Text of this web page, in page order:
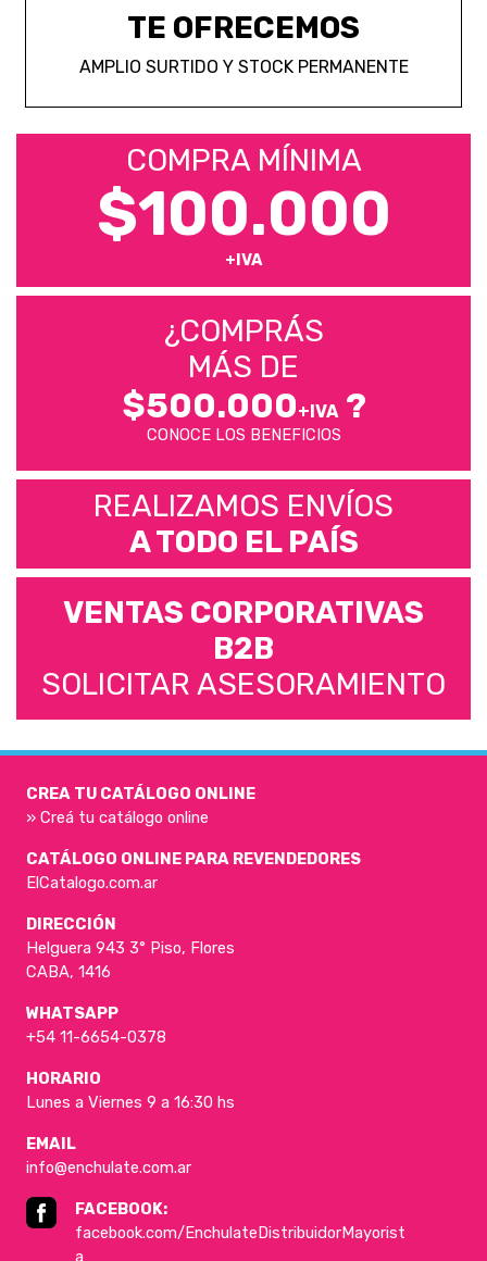
TE OFRECEMOS
AMPLIO SURTIDO Y STOCK PERMANENTE
COMPRA MÍNIMA
$100.000
+IVA
¿COMPRÁS
MÁS DE
$500.000+IVA?
CONOCE LOS BENEFICIOS
REALIZAMOS ENVÍOS
A TODO EL PAÍS
VENTAS CORPORATIVAS
B2B
SOLICITAR ASESORAMIENTO
CREA TU CATÁLOGO ONLINE
» Creá tu catálogo online
CATÁLOGO ONLINE PARA REVENDEDORES
ElCatalogo.com.ar
DIRECCIÓN
Helguera 943 3° Piso, Flores
CABA, 1416
WHATSAPP
+54 11-6654-0378
HORARIO
Lunes a Viernes 9 a 16:30 hs
EMAIL
info@enchulate.com.ar
FACEBOOK:
facebook.com/EnchulateDistribuidorMayorist
a